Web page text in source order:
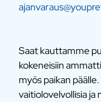
Saat kauttamme
kokeneisiin
myös paikan
vaitiolovelvollisia